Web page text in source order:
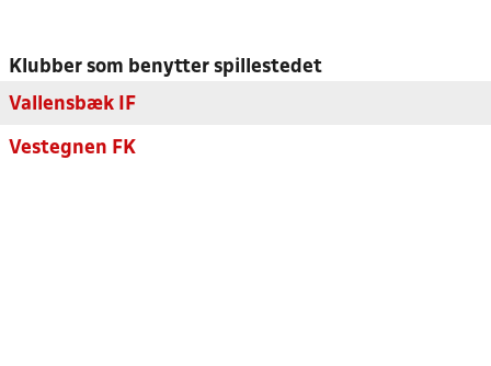
Klubber som benytter spillestedet
Vallensbæk IF
Vestegnen FK